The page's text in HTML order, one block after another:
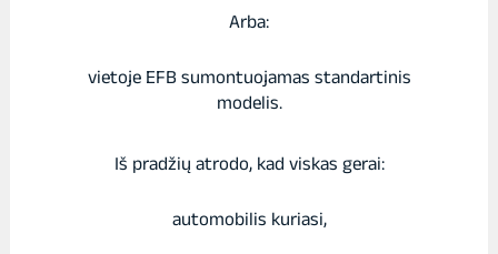
Arba:
vietoje EFB sumontuojamas standartinis
modelis.
Iš pradžių atrodo, kad viskas gerai:
automobilis kuriasi,